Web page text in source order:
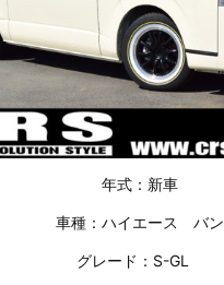
年式：新車
車種：ハイエース バン
グレード：S-GL